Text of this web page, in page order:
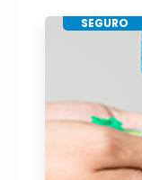
SEGURO